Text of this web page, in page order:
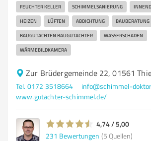
FEUCHTER KELLER SCHIMMELSANIERUNG
HEIZEN LÜFTEN ABDICHTUNG BAUBERATUNG
BAUGUTACHTEN BAUGUTACHTER WASSERSCHADEN
WÄRMEBILDKAMERA
Zur Brüdergemeinde 22, 01561
Tel. 0172 3518664
info@schimmel-
www.gutachter-schimmel.de/
4,74 / 5,00
231 Bewertungen (5 Quellen)